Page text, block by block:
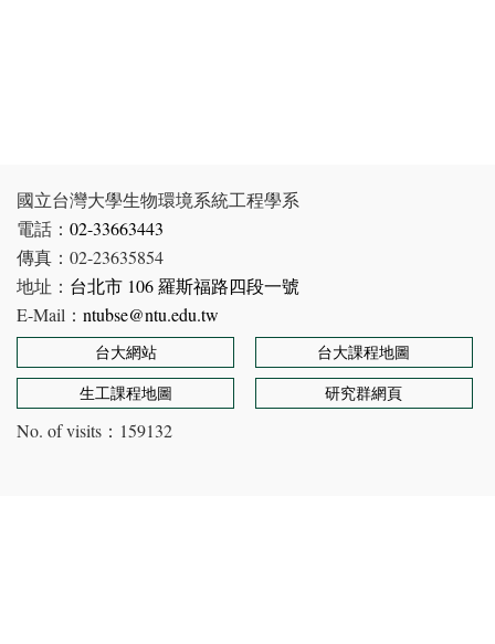
國立台灣大學生物環境系統工程學系
電話： 02-33663443
傳真：02-23635854
地址： 台北市 106 羅斯福路四段一號
E-Mail： ntubse@ntu.edu.tw
台大網站
台大課程地圖
生工課程地圖
研究群網頁
No. of visits： 159132